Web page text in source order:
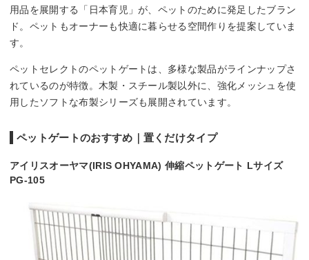
用品を展開する「日本育児」が、ペットのために発足したブラン
ド。ペットもオーナーも快適に暮らせる空間作りを提案していま
す。
ペットセレクトのペットゲートは、多様な製品がラインナップさ
れているのが特徴。木製・スチール製以外に、強化メッシュを使
用したソフトな布製シリーズも展開されています。
ペットゲートのおすすめ｜置くだけタイプ
アイリスオーヤマ(IRIS OHYAMA) 伸縮ペットゲート Lサイズ
PG-105